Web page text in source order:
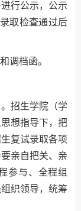
行公示，公示
取检查通过后
调档函。
招生学院（学
想指导下，把
复试录取各项
亲自把关、亲
参与、全程组
织领导，统筹